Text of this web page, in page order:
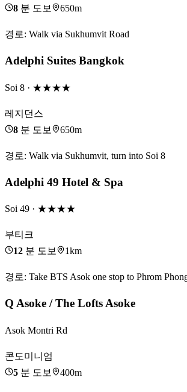
8 분 도보 650m
경로: Walk via Sukhumvit Road
Adelphi Suites Bangkok
Soi 8 · ★★★★
레지던스
8 분 도보 650m
경로: Walk via Sukhumvit, turn into Soi 8
Adelphi 49 Hotel & Spa
Soi 49 · ★★★★
부티크
12 분 도보 1km
경로: Take BTS Asok one stop to Phrom
Q Asoke / The Lofts Asoke
Asok Montri Rd
콘도미니엄
5 분 도보 400m